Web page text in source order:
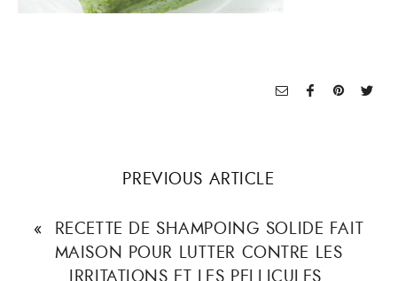
PREVIOUS ARTICLE
« RECETTE DE SHAMPOING SOLIDE FAIT
MAISON POUR LUTTER CONTRE LES
IRRITATIONS ET LES PELLICULES